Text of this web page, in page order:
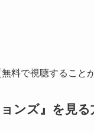
料で視聴すること
ンズ』 を見る